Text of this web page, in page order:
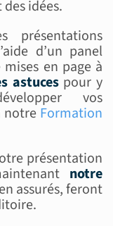
idées.
d’un panel
en page à
astucespour y
vos
notre Formation
présentation
notre
assurés, feront